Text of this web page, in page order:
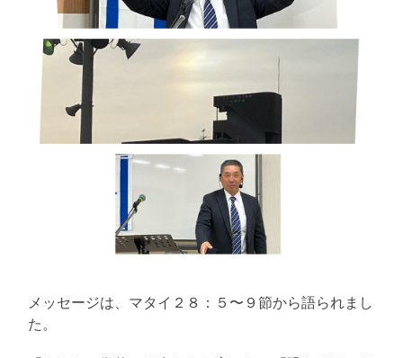
メッセージは、マタイ２８：５〜９節から語られまし
た。